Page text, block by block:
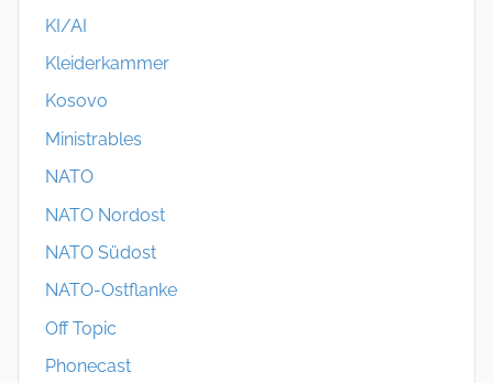
KI/AI
Kleiderkammer
Kosovo
Ministrables
NATO
NATO Nordost
NATO Südost
NATO-Ostflanke
Off Topic
Phonecast